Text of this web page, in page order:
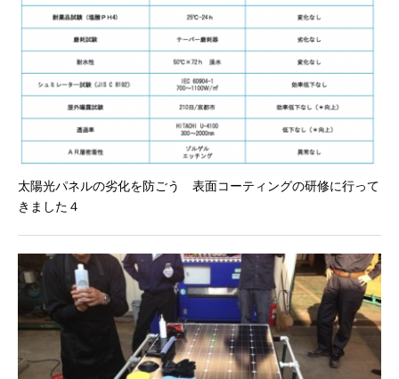
太陽光パネルの劣化を防ごう 表面コーティングの研修に行って
きました４